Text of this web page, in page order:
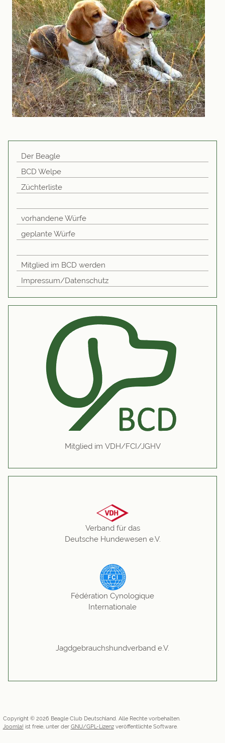
Der Beagle
BCD Welpe
Züchterliste
vorhandene Würfe
geplante Würfe
Mitglied im BCD werden
Impressum/Datenschutz
Mitglied im VDH/FCI/JGHV
Verband für das
Deutsche Hundewesen e.V.
Fédération Cynologique
Internationale
Jagdgebrauchshundverband e.V.
Copyright © 2026 Beagle Club Deutschland. Alle Rechte vorbehalten.
Joomla! ist freie, unter der GNU/GPL-Lizenzveröffentlichte Software.